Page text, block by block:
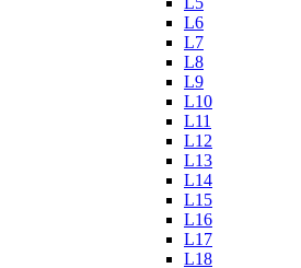
L6
L7
L8
L9
L10
L11
L12
L13
L14
L15
L16
L17
L18